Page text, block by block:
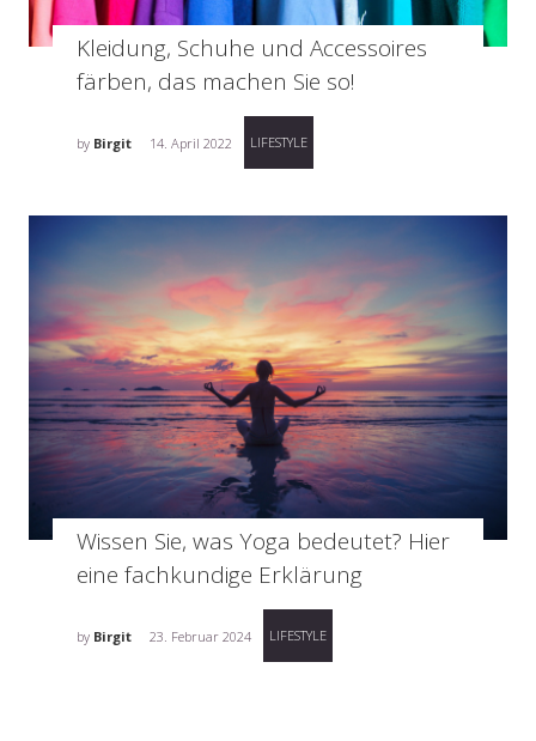
Kleidung, Schuhe und Accessoires
färben, das machen Sie so!
by Birgit 14. April 2022 LIFESTYLE
Wissen Sie, was Yoga bedeutet? Hier
eine fachkundige Erklärung
by Birgit 23. Februar 2024 LIFESTYLE